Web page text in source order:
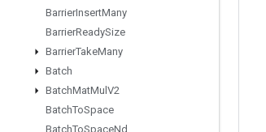
BarrierInsertMany
BarrierReadySize
BarrierTakeMany
Batch
BatchMatMul V2
BatchToSpace
BatchToSpaceNd